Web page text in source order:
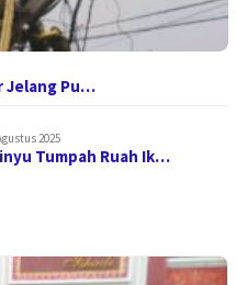
Jelang Pu…
2025
Tumpah Ruah Ik…